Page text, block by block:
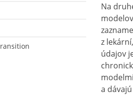
Na
z
údajov
a